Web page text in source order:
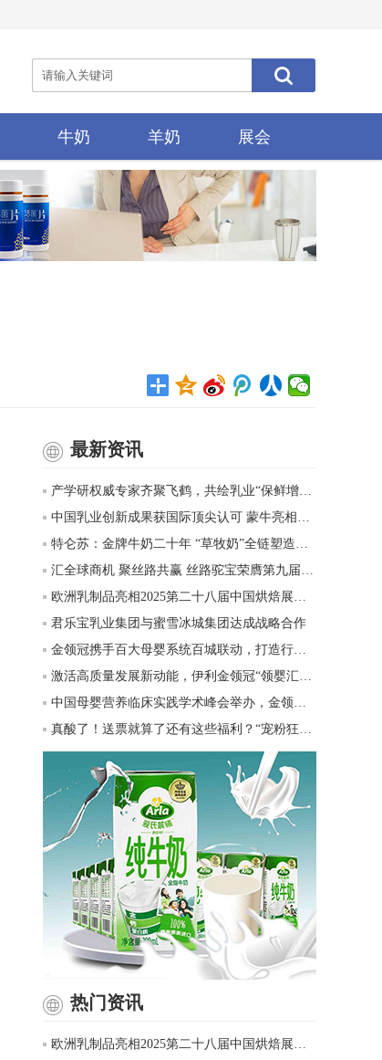
牛奶 羊奶 展会
最新资讯
产学研权威专家齐聚飞鹤，共绘乳业“保鲜增活”科技蓝图
中国乳业创新成果获国际顶尖认可 蒙牛亮相第23届国际营养学大会
特仑苏：金牌牛奶二十年 “草牧奶”全链塑造有机新矩阵
汇全球商机 聚丝路共赢 丝路驼宝荣膺第九届丝博会独家战略合作商旗下品牌，定义全球驼乳新标杆
欧洲乳制品亮相2025第二十八届中国烘焙展览会，将地道欧洲风味带到中国
君乐宝乳业集团与蜜雪冰城集团达成战略合作
金领冠携手百大母婴系统百城联动，打造行业首个春晚级年度盛典
激活高质量发展新动能，伊利金领冠“领婴汇”第五届母婴行业峰会隆重召开
中国母婴营养临床实践学术峰会举办，金领冠特医婴配粉成果获关注
真酸了！送票就算了还有这些福利？“宠粉狂魔”金领冠又来整活了
热门资讯
欧洲乳制品亮相2025第二十八届中国烘焙展览会，将地道欧洲风味带到中国